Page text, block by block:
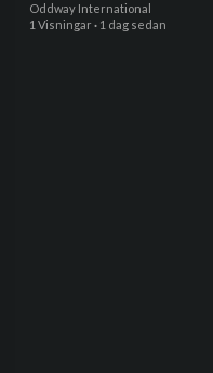
Oddway International
1 Visningar· 1 dag sedan